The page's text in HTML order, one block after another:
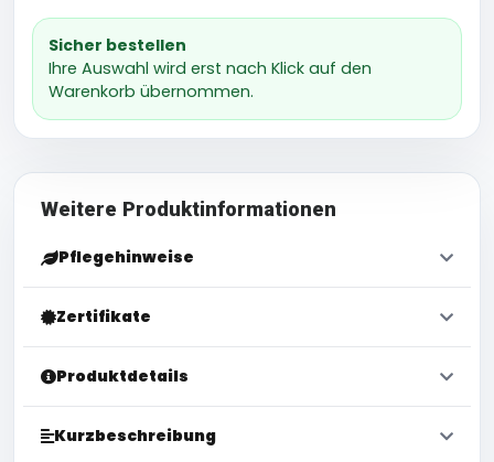
Sicher bestellen
Ihre Auswahl wird erst nach Klick auf den
Warenkorb übernommen.
Weitere Produktinformationen
Pflegehinweise
Zertifikate
Produktdetails
Kurzbeschreibung